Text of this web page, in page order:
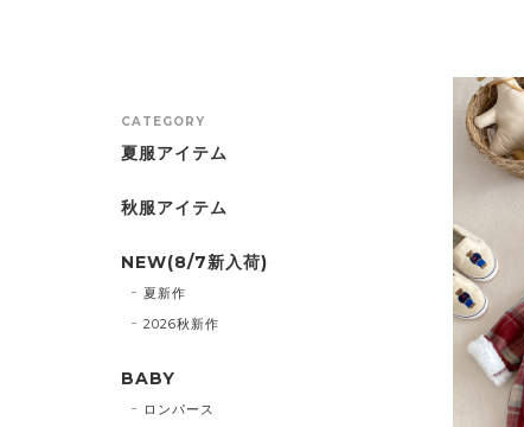
CATEGORY
夏服アイテム
秋服アイテム
NEW(8/7新入荷)
夏新作
2026秋新作
BABY
ロンパース